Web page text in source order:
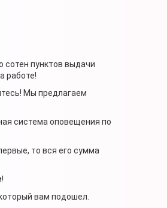
сотен пунктов выдачи
работе!
Мы предлагаем
система оповещения по
то вся его сумма
вам подошел.